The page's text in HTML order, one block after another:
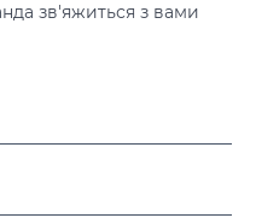
зв'яжиться з вами